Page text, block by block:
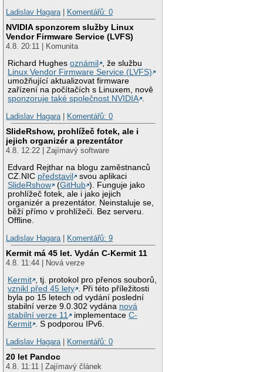
Ladislav Hagara
Komentářů: 0
NVIDIA sponzorem služby Linux
Vendor Firmware Service (LVFS)
4.8. 20:11 | Komunita
Richard Hughesoznámil
, že službu
Linux Vendor Firmware Service (LVFS)
umožňující aktualizovat firmware
zařízení na počítačích s Linuxem, nově
sponzoruje také společnost NVIDIA .
Ladislav Hagara | Komentářů: 0
SlideRshow, prohlížeč fotek, ale i
jejich organizér a prezentátor
4.8. 12:22 | Zajímavý software
Edvard Rejthar na blogu zaměstnanců
CZ.NIC představil
svou aplikaci
SlideRshow
(GitHub ). Funguje jako
prohlížeč fotek, ale i jako jejich
organizér a prezentátor. Neinstaluje se,
běží přímo v prohlížeči. Bez serveru.
Offline.
Ladislav Hagara | Komentářů: 9
Kermit má 45 let. Vydán C-Kermit 11
4.8. 11:44 | Nová verze
Kermit , tj. protokol pro přenos souborů,
vznikl před 45 lety . Při této příležitosti
byla po 15 letech od vydání poslední
stabilní verze 9.0.302 vydána nová
stabilní verze 11
implementaceC-
Kermit . S podporou IPv6.
Ladislav Hagara | Komentářů: 0
20 let Pandoc
4.8. 11:11 | Zajímavý článek